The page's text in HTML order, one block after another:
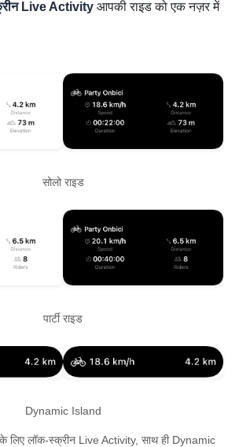
Live Activity आपकी राइड को एक नज़र में
सोलो राइड
पार्टी राइड
Dynamic Island
के लिए लॉक-स्क्रीन Live Activity, साथ ही Dynamic